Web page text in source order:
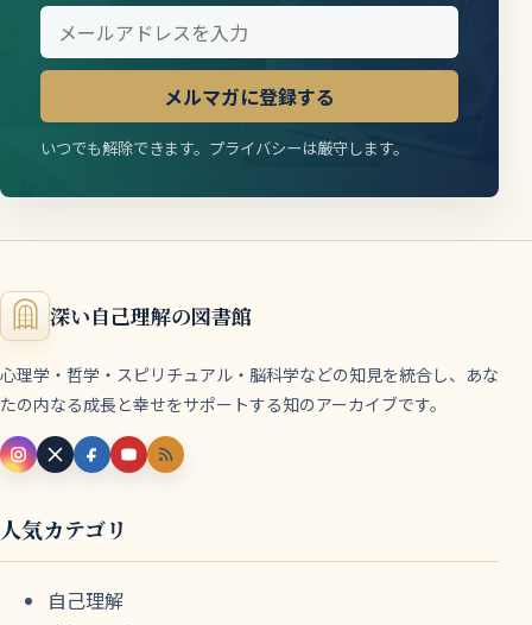
メルマガに登録する
いつでも解除できます。プライバシーは厳守します。
深い自己理解の図書館
心理学・哲学・スピリチュアル・脳科学などの知見を統合し、あな
たの内なる成長と幸せをサポートする知のアーカイブです。
人気カテゴリ
自己理解